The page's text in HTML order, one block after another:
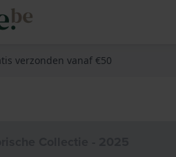
verzonden vanaf €50